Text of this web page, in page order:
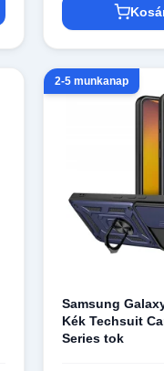
2-5 munkanap
Samsung
Kék Techsuit
Series tok